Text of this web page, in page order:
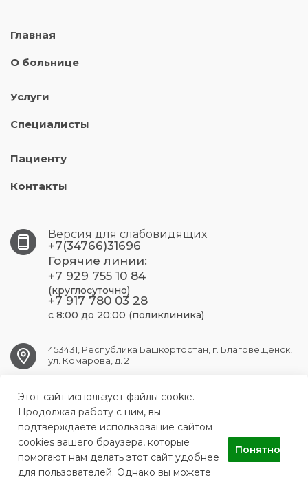
Главная
О больнице
Услуги
Специалисты
Пациенту
Контакты
Версия для слабовидящих
+7(34766)31696
Горячие линии:
+7 929 755 10 84
(круглосуточно)
+7 917 780 03 28
с 8:00 до 20:00 (поликлиника)
453431, Республика Башкортостан, г. Благовещенск,
ул. Комарова, д. 2
blag.crb@doctorrb.ru
ГБУЗ РБ Благовещенская ЦРБ
Этот сайт использует файлы cookie.
Продолжая работу с ним, вы
подтверждаете использование сайтом
cookies вашего браузера, которые
помогают нам делать этот сайт удобнее
для пользователей. Однако вы можете
Понятно